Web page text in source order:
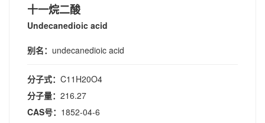
十一烷二酸
Undecanedioic acid
别名： undecanedioic acid
分子式： C11H20O4
分子量： 216.27
CAS号： 1852-04-6